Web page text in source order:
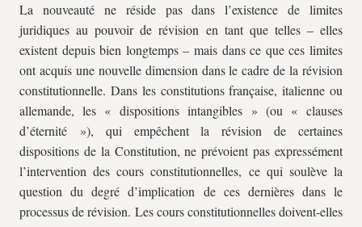
La nouveauté ne réside pas dans l’existence de limites
juridiques au pouvoir de révision en tant que telles – elles
existent depuis bien longtemps – mais dans ce que ces limites
ont acquis une nouvelle dimension dans le cadre de la révision
constitutionnelle. Dans les constitutions française, italienne ou
allemande, les « dispositions intangibles » (ou « clauses
d’éternité »), qui empêchent la révision de certaines
dispositions de la Constitution, ne prévoient pas expressément
l’intervention des cours constitutionnelles, ce qui soulève la
question du degré d’implication de ces dernières dans le
processus de révision. Les cours constitutionnelles doivent-elles